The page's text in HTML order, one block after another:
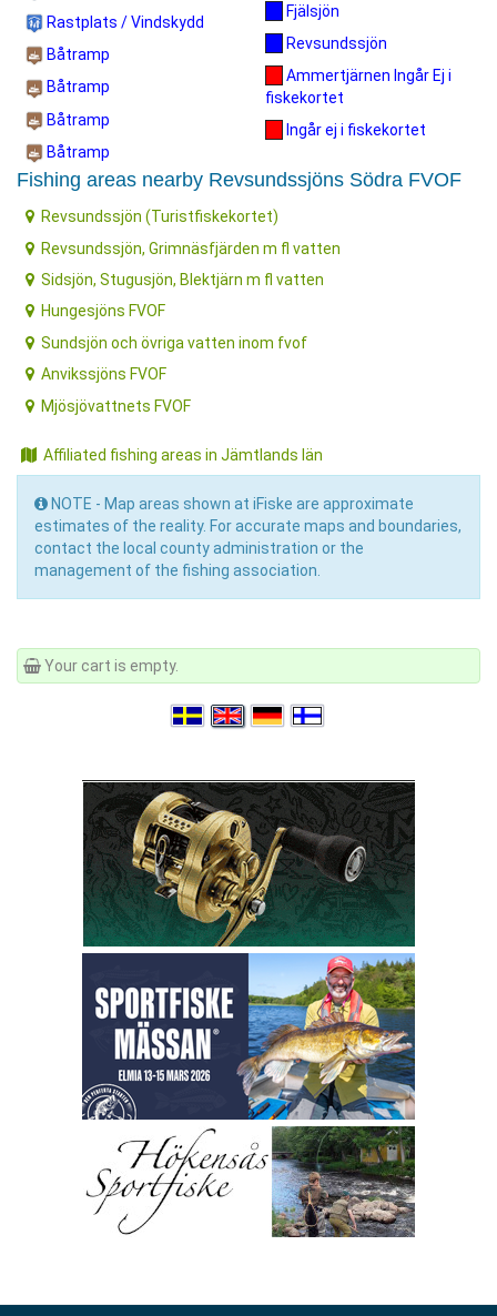
Rastplats / Vindskydd
Båtramp
Båtramp
Båtramp
Båtramp
Fjälsjön
Revsundssjön
Ammertjärnen Ingår Ej i
fiskekortet
Ingår ej i fiskekortet
Fishing areas nearby Revsundssjöns Södra FVOF
Revsundssjön (Turistfiskekortet)
Revsundssjön, Grimnäsfjärden m fl vatten
Sidsjön, Stugusjön, Blektjärn m fl vatten
Hungesjöns FVOF
Sundsjön och övriga vatten inom fvof
Anvikssjöns FVOF
Mjösjövattnets FVOF
Affiliated fishing areas in Jämtlands län
NOTE - Map areas shown at iFiske are approximate
estimates of the reality. For accurate maps and boundaries,
contact the local county administration or the
management of the fishing association.
Your cart is empty.